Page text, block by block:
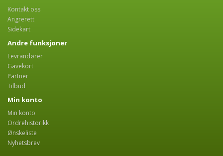
Kontakt oss
Angrerett
Sidekart
Andre funksjoner
Levrandører
Gavekort
Partner
Tilbud
Min konto
Min konto
Ordrehistorikk
Ønskeliste
Nyhetsbrev